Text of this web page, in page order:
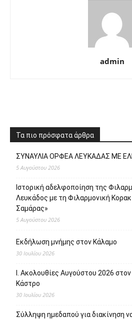
admin
Τα πιο πρόσφατα άρθρα
ΣΥΝΑΥΛΙΑ ΟΡΦΕΑ ΛΕΥΚΑΔΑΣ ΜΕ
5 Αυγούστου 2026
Ιστορική αδελφοποίηση της
Λευκάδος με τη Φιλαρμονική
Σαμάρας»
5 Αυγούστου 2026
Εκδήλωση μνήμης στον Κάλαμο
30 Ιουλίου 2026
Ι. Ακολουθίες Αυγούστου 2026
Κάστρο
30 Ιουλίου 2026
Σύλληψη ημεδαπού για διακίνηση